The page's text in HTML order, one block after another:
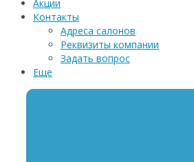
Акции
Контакты
Адреса салонов
Реквизиты компании
Задать вопрос
Еще